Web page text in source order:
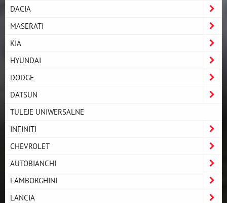
DACIA
MASERATI
KIA
HYUNDAI
DODGE
DATSUN
TULEJE UNIWERSALNE
INFINITI
CHEVROLET
AUTOBIANCHI
LAMBORGHINI
LANCIA